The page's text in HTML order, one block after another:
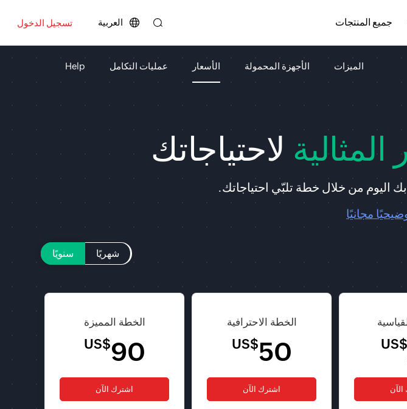
جميع المنتجات العربية تسجيل الدخول
الميزات الأجهزة المحمولة الأسعار عمليات التكامل Help
المثالية لاحتياجاتك
اليوم من خلال خطة تلبّي احتياجاتك.
مجانيًا
شهريًا سنويًا
US$
الآن
الخطة الاحترافية
US$50
اشترك الآن
الخطة المميزة
US$90
اشترك الآن